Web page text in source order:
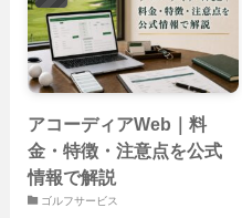
アコーディアWeb｜料
金・特徴・注意点を公式
情報で解説
ゴルフサービス